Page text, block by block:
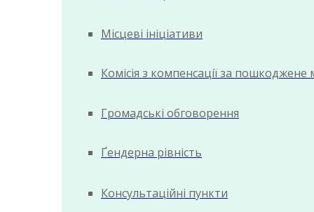
Місцеві ініціативи
Комісія з компенсації за пошкоджене
Громадські обговорення
Ґендерна рівність
Консультаційні пункти